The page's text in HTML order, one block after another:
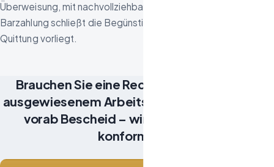
Überweisung, mit nachvollziehbarem Kontoauszug.
Barzahlung schließt die Begünstigung aus, selbst wenn eine
Quittung vorliegt.
Brauchen Sie eine Rechnung mit getrennt
ausgewiesenem Arbeitsanteil? Sagen Sie uns
vorab Bescheid – wir stellen sie § 35a-
konform aus.